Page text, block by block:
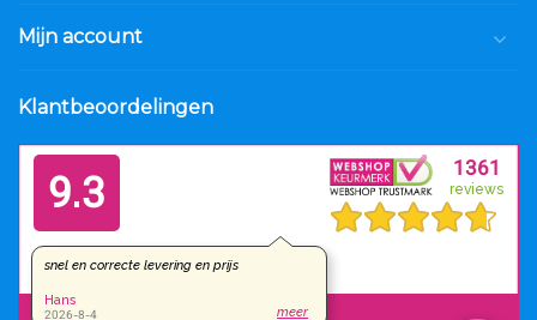
Mijn account
Klantbeoordelingen